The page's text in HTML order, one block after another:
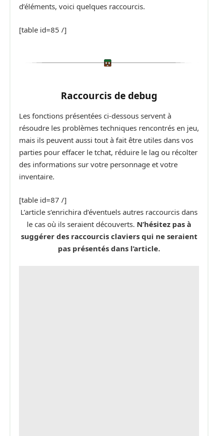
d’éléments, voici quelques raccourcis.
[table id=85 /]
Raccourcis de debug
Les fonctions présentées ci-dessous servent à
résoudre les problèmes techniques rencontrés en jeu,
mais ils peuvent aussi tout à fait être utiles dans vos
parties pour effacer le tchat, réduire le lag ou récolter
des informations sur votre personnage et votre
inventaire.
[table id=87 /]
L’article s’enrichira d’éventuels autres raccourcis dans
le cas où ils seraient découverts. N’hésitez pas à
suggérer des raccourcis claviers qui ne seraient
pas présentés dans l’article.